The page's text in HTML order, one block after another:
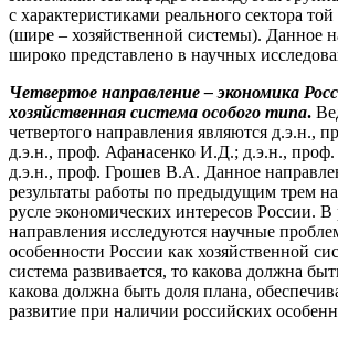
с характеристиками реального сектора
(шире – хозяйственной системы). Данное
широко представлено в научных
Четвертое направление – экономика
хозяйственная система особого типа.
четвертого направления являются д.э.н.,
д.э.н., проф. Афанасенко И.Д.; д.э.н.,
д.э.н., проф. Грошев В.А. Данное
результаты работы по предыдущим трем
русле экономических интересов России. В
направления исследуются научные
особенности России как хозяйственной
система развивается, то какова должна
какова должна быть доля плана,
развитие при наличии российских